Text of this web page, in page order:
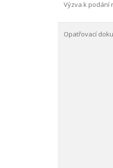
Výzva k podání
Opatřovací